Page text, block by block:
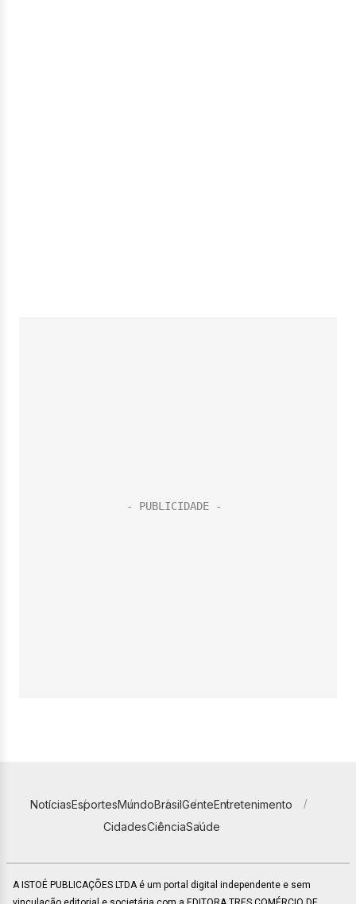
NotíciasEsportesMundoBrasilGenteEntretenimento
CidadesCiênciaSaúde
A ISTOÉ PUBLICAÇÕES LTDA é um portal digital independente e sem